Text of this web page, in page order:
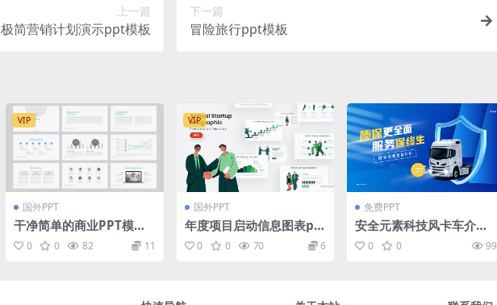
上一篇
极简营销计划演示ppt模板
下一篇
冒险旅行ppt模板
VIP
国外PPT
干净简单的商业PPT模板
下载[PPTX]
0 0 82 11
VIP
国外PPT
年度项目启动信息图表pp
t模板
0 0 70 6
免费PPT
安全元素科技风卡车介绍p
pt模板
0 0 99